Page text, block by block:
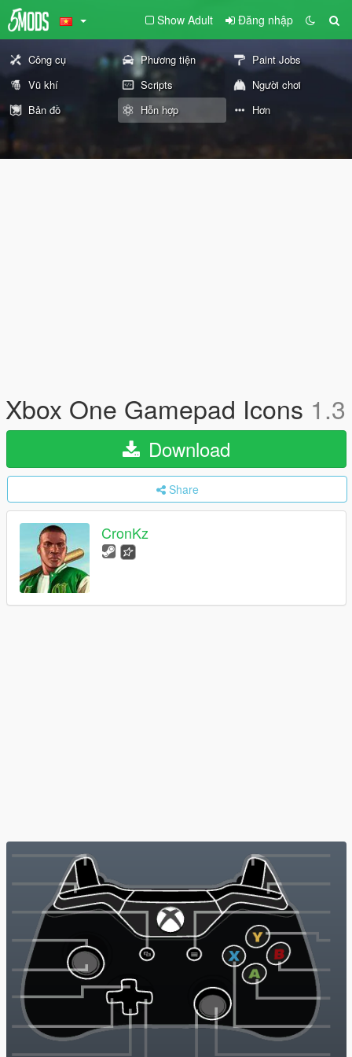
Show Adult Đăng nhập
Công cụ Phương tiện
Paint Jobs
Vũ khí
Scripts
Người chơi
Bản đồ
Hỗn hợp Hơn
Xbox One Gamepad Icons 1.3
Download
Share
CronKz